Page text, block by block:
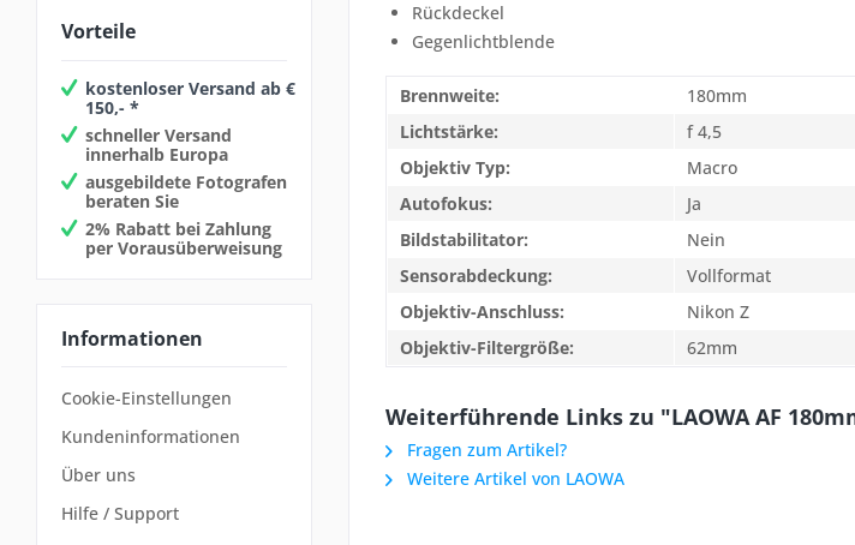
Vorteile
kostenloser Versand ab €
150,- *
schneller Versand
innerhalb Europa
ausgebildete Fotografen
beraten Sie
2% Rabatt bei Zahlung
per Vorausüberweisung
Informationen
Cookie-Einstellungen
Kundeninformationen
Über uns
Hilfe / Support
Rückdeckel
Gegenlichtblende
Brennweite:
180mm
Lichtstärke:
f 4,5
Objektiv Typ:
Macro
Autofokus:
Ja
Bildstabilitator:
Nein
Sensorabdeckung:
Vollformat
Objektiv-Anschluss:
Nikon Z
Objektiv-Filtergröße:
62mm
Weiterführende Links zu "LAOWA AF
Fragen zum Artikel?
Weitere Artikel von LAOWA